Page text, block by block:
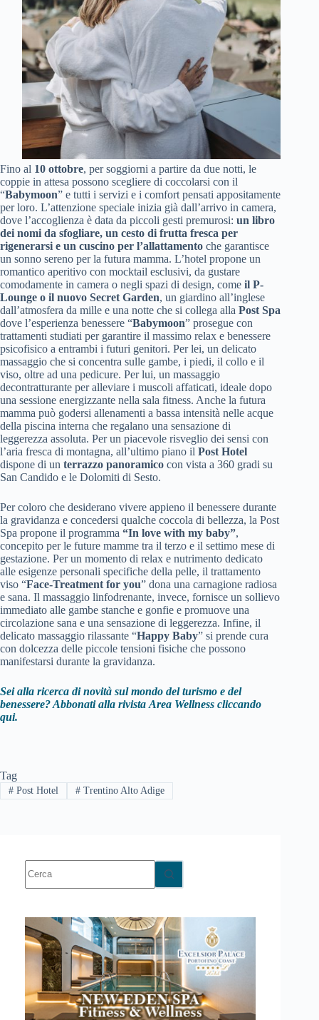
Fino al 10 ottobre, per soggiorni a partire da due notti, le
coppie in attesa possono scegliere di coccolarsi con il
“Babymoon” e tutti i servizi e i comfort pensati appositamente
per loro. L’attenzione speciale inizia già dall’arrivo in camera,
dove l’accoglienza è data da piccoli gesti premurosi: un libro
dei nomi da sfogliare, un cesto di frutta fresca per
rigenerarsi e un cuscino per l’allattamento che garantisce
un sonno sereno per la futura mamma. L’hotel propone un
romantico aperitivo con mocktail esclusivi, da gustare
comodamente in camera o negli spazi di design, come il P-
Lounge o il nuovo Secret Garden, un giardino all’inglese
dall’atmosfera da mille e una notte che si collega alla Post Spa
dove l’esperienza benessere “Babymoon” prosegue con
trattamenti studiati per garantire il massimo relax e benessere
psicofisico a entrambi i futuri genitori. Per lei, un delicato
massaggio che si concentra sulle gambe, i piedi, il collo e il
viso, oltre ad una pedicure. Per lui, un massaggio
decontratturante per alleviare i muscoli affaticati, ideale dopo
una sessione energizzante nella sala fitness. Anche la futura
mamma può godersi allenamenti a bassa intensità nelle acque
della piscina interna che regalano una sensazione di
leggerezza assoluta. Per un piacevole risveglio dei sensi con
l’aria fresca di montagna, all’ultimo piano il Post Hotel
dispone di un terrazzo panoramico con vista a 360 gradi su
San Candido e le Dolomiti di Sesto.
Per coloro che desiderano vivere appieno il benessere durante
la gravidanza e concedersi qualche coccola di bellezza, la Post
Spa propone il programma “In love with my baby”,
concepito per le future mamme tra il terzo e il settimo mese di
gestazione. Per un momento di relax e nutrimento dedicato
alle esigenze personali specifiche della pelle, il trattamento
viso “Face-Treatment for you” dona una carnagione radiosa
e sana. Il massaggio linfodrenante, invece, fornisce un sollievo
immediato alle gambe stanche e gonfie e promuove una
circolazione sana e una sensazione di leggerezza. Infine, il
delicato massaggio rilassante “Happy Baby” si prende cura
con dolcezza delle piccole tensioni fisiche che possono
manifestarsi durante la gravidanza.
Sei alla ricerca di novità sul mondo del turismo e del
benessere? Abbonati alla rivista Area Wellness cliccando
qui.
Tag
#Post Hotel #Trentino Alto Adige
risultato